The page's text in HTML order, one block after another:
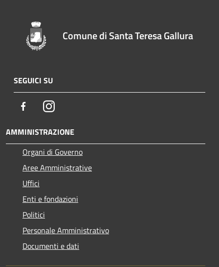
Comune di Santa Teresa Gallura
SEGUICI SU
FacebookInstagram
AMMINISTRAZIONE
Organi di Governo
Aree Amministrative
Uffici
Enti e fondazioni
Politici
Personale Amministrativo
Documenti e dati